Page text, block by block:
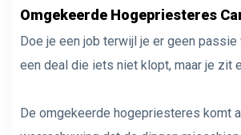
Omgekeerde Hogepriesteres
Doe je een job terwijl je er geen
een deal die iets niet klopt, maar je zit
De omgekeerde hogepriesteres komt